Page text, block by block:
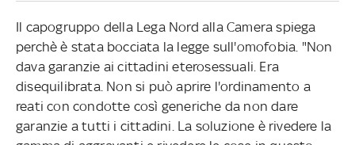
Il capogruppo della Lega Nord alla Camera spiega
perchè è stata bocciata la legge sull'omofobia. "Non
dava garanzie ai cittadini eterosessuali. Era
disequilibrata. Non si può aprire l'ordinamento a
reati con condotte così generiche da non dare
garanzie a tutti i cittadini. La soluzione è rivedere la